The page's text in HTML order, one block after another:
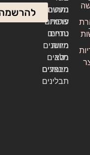
נתחים
פרמיום
נתחים
מיושנים
רטבים
מיוחדים
תבלינים
מעשנה
עופות
טריים
מזווה
מלא
מבצעים
להרשמה